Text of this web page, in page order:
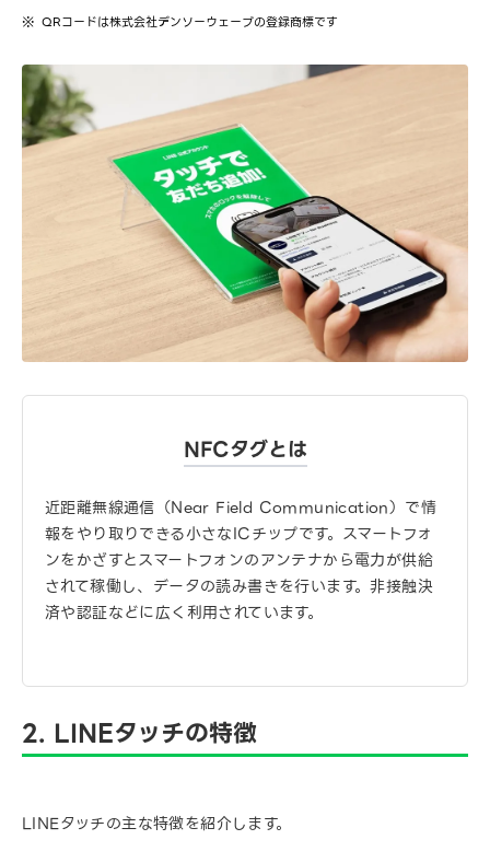
QRコードは株式会社デンソーウェーブの登録商標です
NFCタグとは
近距離無線通信（Near Field Communication）で情
報をやり取りできる小さなICチップです。スマートフォ
ンをかざすとスマートフォンのアンテナから電力が供給
されて稼働し、データの読み書きを行います。非接触決
済や認証などに広く利用されています。
2. LINEタッチの特徴
LINEタッチの主な特徴を紹介します。